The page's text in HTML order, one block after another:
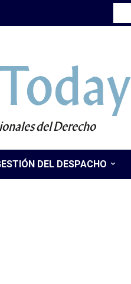
del Derecho
DEL DESPACHO